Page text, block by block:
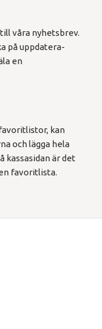
våra nyhetsbrev.
på uppdatera-
en
kan
och lägga hela
kassasidan är det
favoritlista.